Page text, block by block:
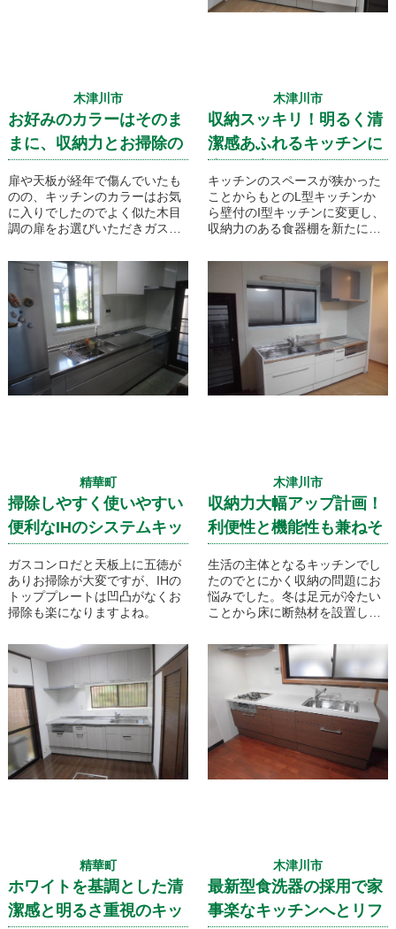
木津川市
お好みのカラーはそのま
まに、収納力とお掃除の
ッチンのリフォームで
す！
扉や天板が経年で傷んでいたも
のの、キッチンのカラーはお気
に入りでしたのでよく似た木目
調の扉をお選びいただきガスコ
変更しレンジフードの10年間お
掃除要らずの物をお選びいただ
きました！
木津川市
収納スッキリ！明るく清
潔感あふれるキッチンに
キッチンのスペースが狭かった
ことからもとのL型キッチンか
ら壁付のI型キッチンに変更し、
収納力のある食器棚を新たに設
ンにリフォームいたしました！
精華町
掃除しやすく使いやすい
便利なIHのシステムキッ
ガスコンロだと天板上に五徳が
ありお掃除が大変ですが、IHの
トッププレートは凹凸がなくお
掃除も楽になりますよね。
木津川市
収納力大幅アップ計画！
利便性と機能性も兼ねそ
ームです！
生活の主体となるキッチンでし
たのでとにかく収納の問題にお
悩みでした。冬は足元が冷たい
ことから床に断熱材を設置し新
物類を収納するための上部のデ
ッドスペースを利用した吊戸の
設置、大収納力のあるパントリ
ースペースも新たに設置いたし
ました！
精華町
ホワイトを基調とした清
潔感と明るさ重視のキッ
木津川市
最新型食洗器の採用で家
事楽なキッチンへとリフ